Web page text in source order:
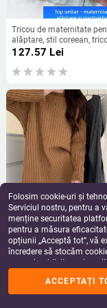
Tricou de maternitate
alăptare, stil coreean,
bumbac, mâneci lungi
127.57 Lei
Bluza de maternitate - stil
croială lejeră, guler
lungi, lungime 50–65
cașmir-poliester
202.57Lei
Folosim cookie-uri și
Serviciul nostru, pentru a
menține securitatea
pentru a măsura
opțiunii „Acceptă tot”, vă
încredere să stocăm
scopuri publicitare și
făcând clic pe
rugăm să consultați
ACCEPTAȚI